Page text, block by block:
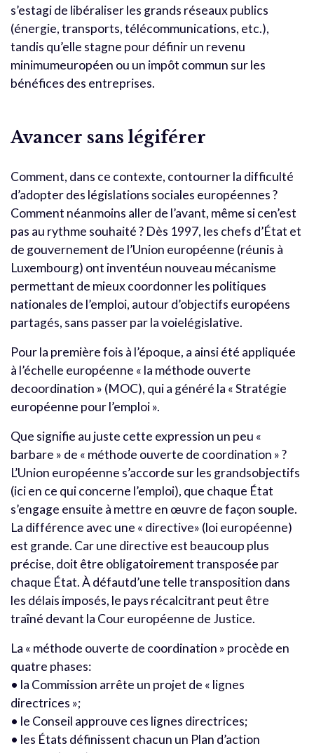
s’estagi de libéraliser les grands réseaux publics
(énergie, transports, télécommunications, etc.),
tandis qu’elle stagne pour définir un revenu
minimumeuropéen ou un impôt commun sur les
bénéfices des entreprises.
Avancer sans légiférer
Comment, dans ce contexte, contourner la difficulté
d’adopter des législations sociales européennes ?
Comment néanmoins aller de l’avant, même si cen’est
pas au rythme souhaité ? Dès 1997, les chefs d’État et
de gouvernement de l’Union européenne (réunis à
Luxembourg) ont inventéun nouveau mécanisme
permettant de mieux coordonner les politiques
nationales de l’emploi, autour d’objectifs européens
partagés, sans passer par la voielégislative.
Pour la première fois à l’époque, a ainsi été appliquée
à l’échelle européenne « la méthode ouverte
decoordination » (MOC), qui a généré la « Stratégie
européenne pour l’emploi ».
Que signifie au juste cette expression un peu «
barbare » de « méthode ouverte de coordination » ?
L’Union européenne s’accorde sur les grandsobjectifs
(ici en ce qui concerne l’emploi), que chaque État
s’engage ensuite à mettre en œuvre de façon souple.
La différence avec une « directive» (loi européenne)
est grande. Car une directive est beaucoup plus
précise, doit être obligatoirement transposée par
chaque État. À défautd’une telle transposition dans
les délais imposés, le pays récalcitrant peut être
traîné devant la Cour européenne de Justice.
La « méthode ouverte de coordination » procède en
quatre phases:
• la Commission arrête un projet de « lignes
directrices »;
• le Conseil approuve ces lignes directrices;
• les États définissent chacun un Plan d’action